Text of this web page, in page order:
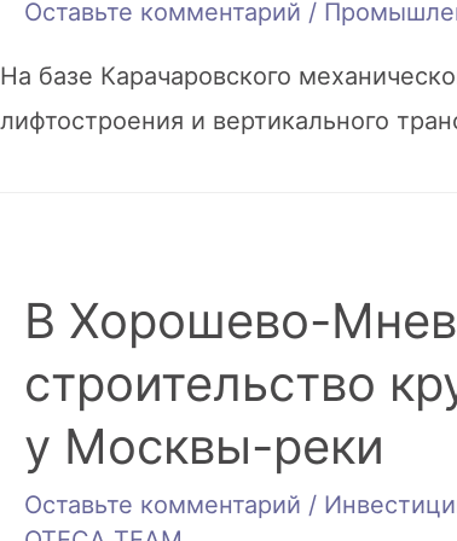
Оставьте комментарий /
На базе Карачаровского
лифтостроения и вертикального
В Хорошево-
строительство
у Москвы-реки
Оставьте комментарий /